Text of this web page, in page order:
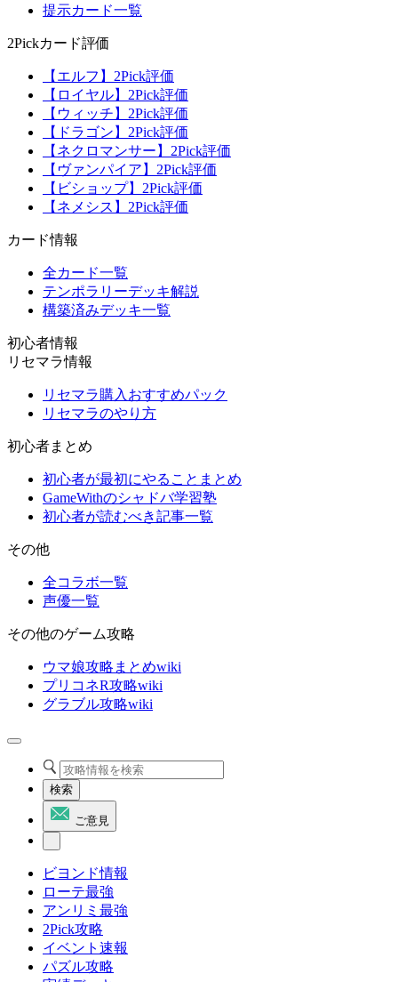
提示カード一覧
2Pickカード評価
【エルフ】2Pick評価
【ロイヤル】2Pick評価
【ウィッチ】2Pick評価
【ドラゴン】2Pick評価
【ネクロマンサー】2Pick評価
【ヴァンパイア】2Pick評価
【ビショップ】2Pick評価
【ネメシス】2Pick評価
カード情報
全カード一覧
テンポラリーデッキ解説
構築済みデッキ一覧
初心者情報
リセマラ情報
リセマラ購入おすすめパック
リセマラのやり方
初心者まとめ
初心者が最初にやることまとめ
GameWithのシャドバ学習塾
初心者が読むべき記事一覧
その他
全コラボ一覧
声優一覧
その他のゲーム攻略
ウマ娘攻略まとめwiki
プリコネR攻略wiki
グラブル攻略wiki
検索
ご意見
ビヨンド情報
ローテ最強
アンリミ最強
2Pick攻略
イベント速報
パズル攻略